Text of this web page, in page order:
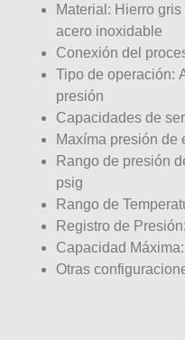
Material: Hierro
acero inoxidable
Conexión del
Tipo de operación:
presión
Capacidades de
Maxíma presión de
Rango de presión
psig
Rango de
Registro de
Capacidad
Otras